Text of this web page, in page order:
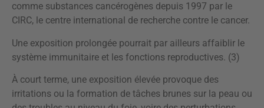
comme substances cancérogènes depuis 1997 par le
CIRC, le centre international de recherche contre le cancer.
Une exposition prolongée pourrait par ailleurs affaiblir le
système immunitaire et les fonctions reproductives. (3)
À court terme, une exposition élevée provoque des
irritations ou la formation de tâches brunes sur la peau ou